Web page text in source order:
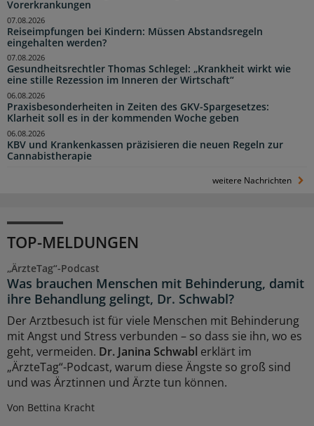
Vorerkrankungen
Reiseimpfungen bei Kindern: Müssen Abstandsregeln
eingehalten werden?
07.08.2026
Gesundheitsrechtler Thomas Schlegel: „Krankheit wirkt wie
eine stille Rezession im Inneren der Wirtschaft“
07.08.2026
Praxisbesonderheiten in Zeiten des GKV-Spargesetzes:
Klarheit soll es in der kommenden Woche geben
06.08.2026
KBV und Krankenkassen präzisieren die neuen Regeln zur
Cannabistherapie
06.08.2026
weitere Nachrichten
TOP-MELDUNGEN
„ÄrzteTag“-Podcast
Was brauchen Menschen mit Behinderung, damit
ihre Behandlung gelingt, Dr. Schwabl?
Der Arztbesuch ist für viele Menschen mit Behinderung
mit Angst und Stress verbunden – so dass sie ihn, wo es
geht, vermeiden. Dr. Janina Schwabl erklärt im
„ÄrzteTag“-Podcast, warum diese Ängste so groß sind
und was Ärztinnen und Ärzte tun können.
Von Bettina Kracht